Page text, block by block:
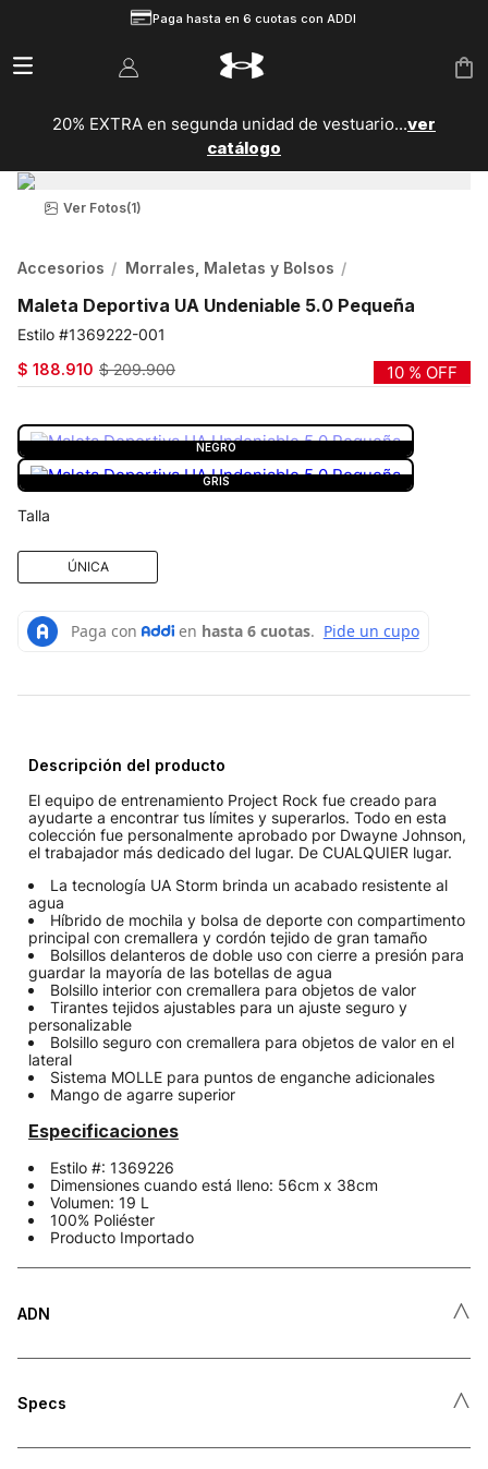
Paga hasta en 6 cuotas con ADDI
20% EXTRA en segunda unidad de vestuario...ver
catálogo
Ver Fotos(1)
Accesorios Morrales, Maletas y Bolsos
Maleta Deportiva UA Undeniable 5.0 Pequeña
1369222-001
$ 188.910 $ 209.900 10 % OFF
NEGRO
GRIS
Talla
ÚNICA
Descripción del producto
El equipo de entrenamiento Project Rock fue creado para
ayudarte a encontrar tus límites y superarlos. Todo en esta
colección fue personalmente aprobado por Dwayne Johnson,
el trabajador más dedicado del lugar. De CUALQUIER lugar.
La tecnología UA Storm brinda un acabado resistente al
agua
Híbrido de mochila y bolsa de deporte con compartimento
principal con cremallera y cordón tejido de gran tamaño
Bolsillos delanteros de doble uso con cierre a presión para
guardar la mayoría de las botellas de agua
Bolsillo interior con cremallera para objetos de valor
Tirantes tejidos ajustables para un ajuste seguro y
personalizable
Bolsillo seguro con cremallera para objetos de valor en el
lateral
Sistema MOLLE para puntos de enganche adicionales
Mango de agarre superior
Especificaciones
Estilo #: 1369226
Dimensiones cuando está lleno: 56cm x 38cm
Volumen: 19 L
100% Poliéster
Producto Importado
ADN ˄
Specs ˄